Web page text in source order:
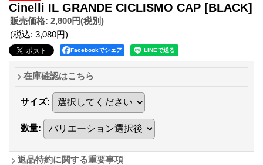
Cinelli IL GRANDE CICLISMO CAP [BLACK]
販売価格: 2,800円(税別)
(税込: 3,080円)
Facebookでシェア
在庫確認はこちら
サイズ:
数量:
返品特約に関する重要事項